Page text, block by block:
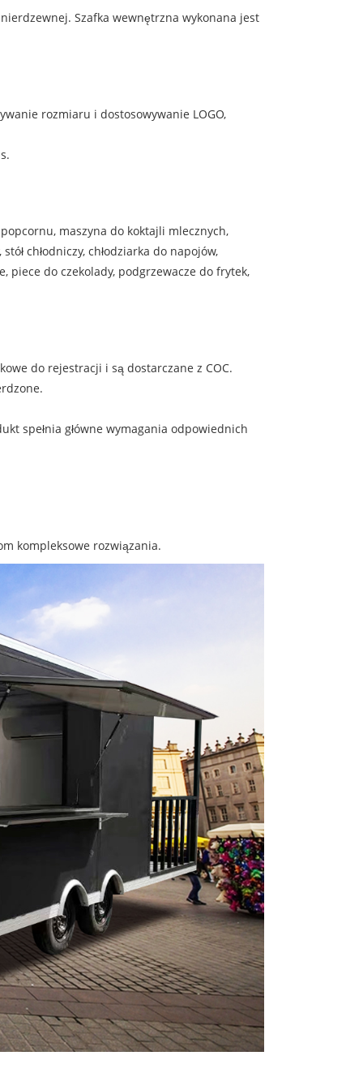
Szafka wewnętrzna wykonana jest
rozmiaru i dostosowywanie LOGO,
maszyna do koktajli mlecznych,
chłodniczy, chłodziarka do napojów,
piece do czekolady, podgrzewacze do frytek,
do rejestracji i są dostarczane z COC.
spełnia główne wymagania odpowiednich
kompleksowe rozwiązania.